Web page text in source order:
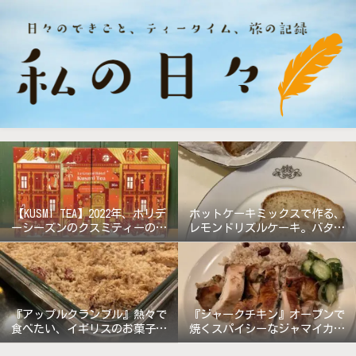
【KUSMI TEA】2022年、ホリデ
ーシーズンのクスミティーのア
ドベントカレンダー『グラン
ド・ホテル』
ホットケーキミックスで作る、
レモンドリズルケーキ。バター
無しで軽めの仕上がり!
『アップルクランブル』熱々で
食べたい、イギリスのお菓子。
《バターなしレシピ》
『ジャークチキン』オーブンで
焼くスパイシーなジャマイカ料
理!!